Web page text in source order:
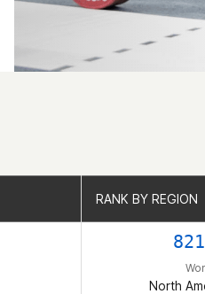
RANK BY REGION
North
RANK BY REGION